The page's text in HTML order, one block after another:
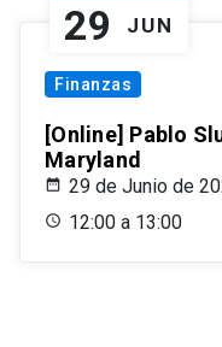
29 JUN
Finanzas
[Online] Pablo
Maryland
29 de Junio de
12:00 a 13:00